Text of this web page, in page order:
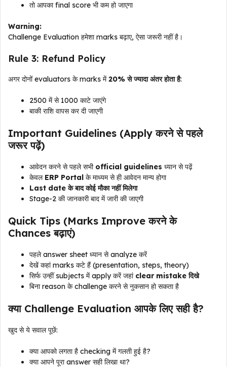
तो आपका final score भी कम हो जाएगा
Warning:
Challenge Evaluation हमेशा marks बढ़ाए, ऐसा जरूरी नहीं है।
Rule 3: Refund Policy
अगर दोनों evaluators के marks में20% से ज्यादा अंतर होता है:
₹2500 में से ₹1000 काटे जाएंगे
बाकी राशि वापस कर दी जाएगी
Important Guidelines (Apply करने से पहले
जरूर पढ़ें)
आवेदन करने से पहले सभी official guidelines ध्यान से पढ़ें
केवल ERP Portal के माध्यम से ही आवेदन मान्य होगा
Last date के बाद कोई मौका नहीं मिलेगा
Stage-2 की जानकारी बाद में जारी की जाएगी
Quick Tips (Marks Improve करने के
Chances बढ़ाएं)
पहले answer sheet ध्यान से analyze करें
देखें कहां marks कटे हैं (presentation, steps, theory)
सिर्फ उन्हीं subjects में apply करें जहां clear mistake दिखे
बिना reason के challenge करने से नुकसान हो सकता है
क्या Challenge Evaluation आपके लिए सही है?
खुद से ये सवाल पूछें:
क्या आपको लगता है checking में गलती हुई है?
क्या आपने पूरा answer सही लिखा था?